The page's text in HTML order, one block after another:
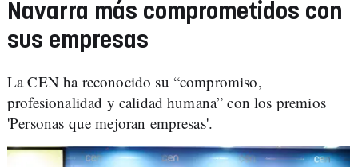
Navarra más comprometidos con
sus empresas
La CEN ha reconocido su “compromiso,
profesionalidad y calidad humana” con los premios
'Personas que mejoran empresas'.